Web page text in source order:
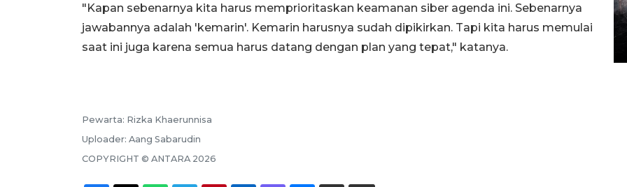
"Kapan sebenarnya kita harus memprioritaskan keamanan siber agenda ini. Sebenarnya
jawabannya adalah 'kemarin'. Kemarin harusnya sudah dipikirkan. Tapi kita harus memulai
saat ini juga karena semua harus datang dengan plan yang tepat," katanya.
Pewarta: Rizka Khaerunnisa
Uploader: Aang Sabarudin
COPYRIGHT © ANTARA 2026
Alokasi anggaran untuk bibit
kopi arabika Gayo
15 June 2026 11:15 WIB